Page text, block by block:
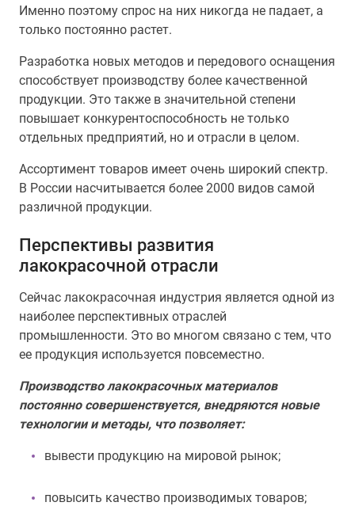
Именно поэтому спрос на них никогда не падает, а
только постоянно растет.
Разработка новых методов и передового оснащения
способствует производству более качественной
продукции. Это также в значительной степени
повышает конкурентоспособность не только
отдельных предприятий, но и отрасли в целом.
Ассортимент товаров имеет очень широкий спектр.
В России насчитывается более 2000 видов самой
различной продукции.
Перспективы развития
лакокрасочной отрасли
Сейчас лакокрасочная индустрия является одной из
наиболее перспективных отраслей
промышленности. Это во многом связано с тем, что
ее продукция используется повсеместно.
Производство лакокрасочных материалов
постоянно совершенствуется, внедряются новые
технологии и методы, что позволяет:
вывести продукцию на мировой рынок;
повысить качество производимых товаров;